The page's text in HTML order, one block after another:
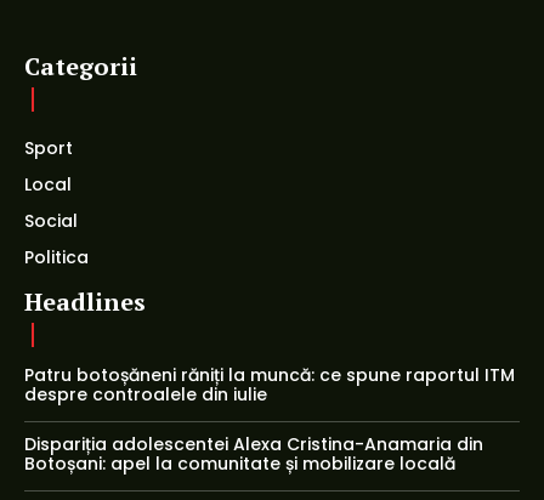
Categorii
Sport
Local
Social
Politica
Headlines
Patru botoșăneni răniți la muncă: ce spune raportul ITM
despre controalele din iulie
Dispariția adolescentei Alexa Cristina-Anamaria din
Botoșani: apel la comunitate și mobilizare locală